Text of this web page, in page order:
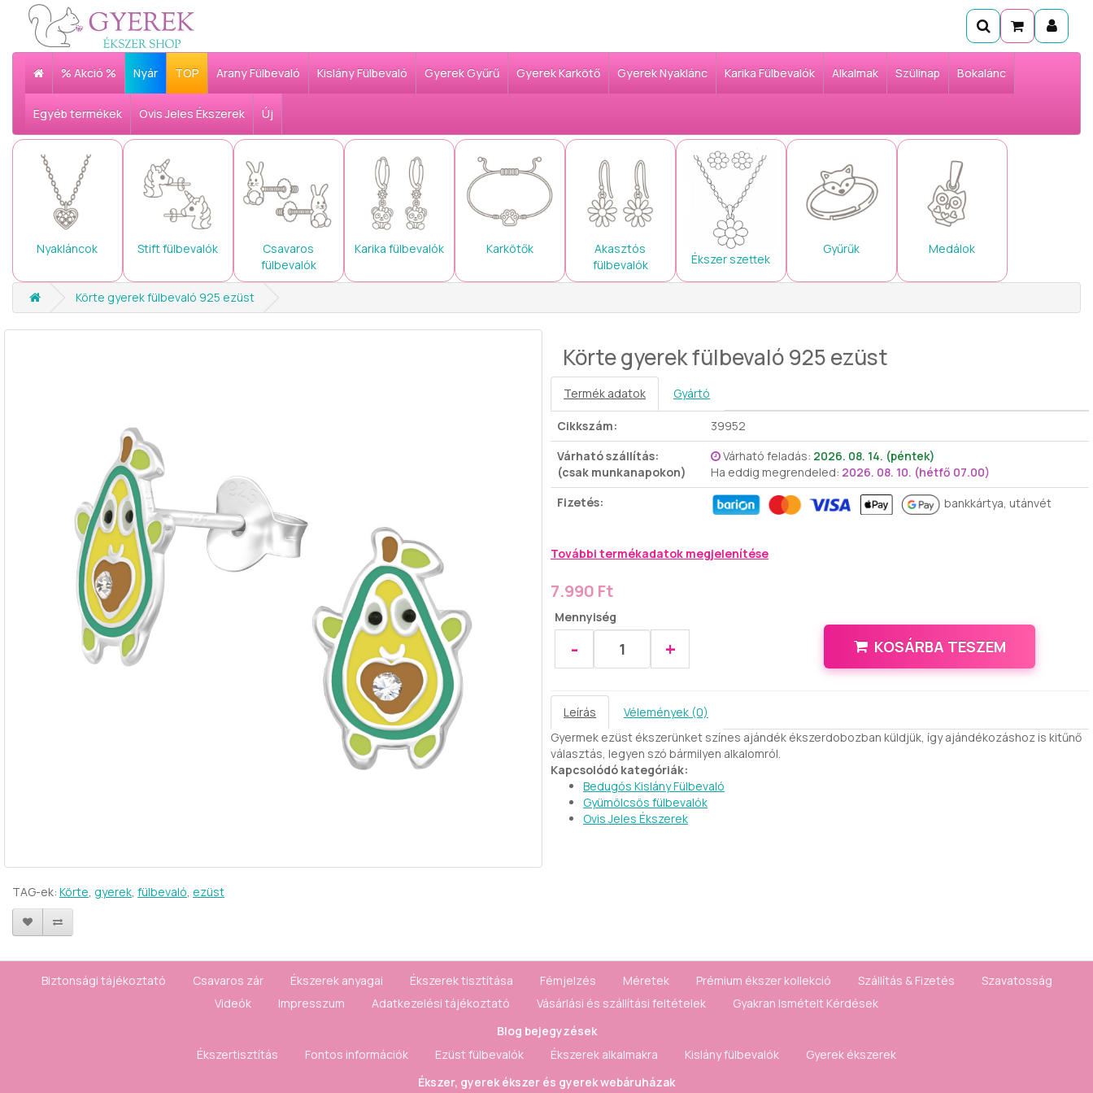
% Akció % Nyár TOP Arany Fülbevaló Kislány Fülbevaló Gyerek Gyűrű Gyerek Karkötő Gyerek Nyaklánc Karika Fülbevalók Alkalmak Szülinap Bokalánc
Egyéb termékek Ovis Jeles Ékszerek Új
Nyakláncok Stift fülbevalók
Csavaros
fülbevalók
Karika fülbevalók Karkötők
Akasztós
fülbevalók
Ékszer szettek
Gyűrűk Medálok
Körte gyerek fülbevaló 925 ezüst
Körte gyerek fülbevaló 925 ezüst
Termék adatok Gyártó
Cikkszám:
39952
Várható szállítás:
(csak munkanapokon)
Várható feladás: 2026. 08. 14. (péntek)
Ha eddig megrendeled: 2026. 08. 10. (hétfő 07.00)
Fizetés:
bankkártya, utánvét
További termékadatok megjelenítése
7.990 Ft
Mennyiség
- + KOSÁRBA TESZEM
Leírás
Vélemények (0)
Gyermek ezüst ékszerünket színes ajándék ékszerdobozban küldjük, így ajándékozáshoz is kitűnő
választás, legyen szó bármilyen alkalomról.
Kapcsolódó kategóriák:
Bedugós Kislány Fülbevaló
Gyümölcsös fülbevalók
Ovis Jeles Ékszerek
TAG-ek: Körte gyerek fülbevaló ezüst
Biztonsági tájékoztató Csavaros zár Ékszerek anyagai Ékszerek tisztítása Fémjelzés Méretek Prémium ékszer kollekció Szállítás & Fizetés
Szavatosság
Videók
Impresszum Adatkezelési tájékoztató Vásárlási és szállítási feltételek
Gyakran Ismételt Kérdések
Blog bejegyzések
Ékszertisztítás
Fontos információk Ezüst fülbevalók Ékszerek alkalmakra Kislány fülbevalók
Gyerek ékszerek
Ékszer, gyerek ékszer és gyerek webáruházak